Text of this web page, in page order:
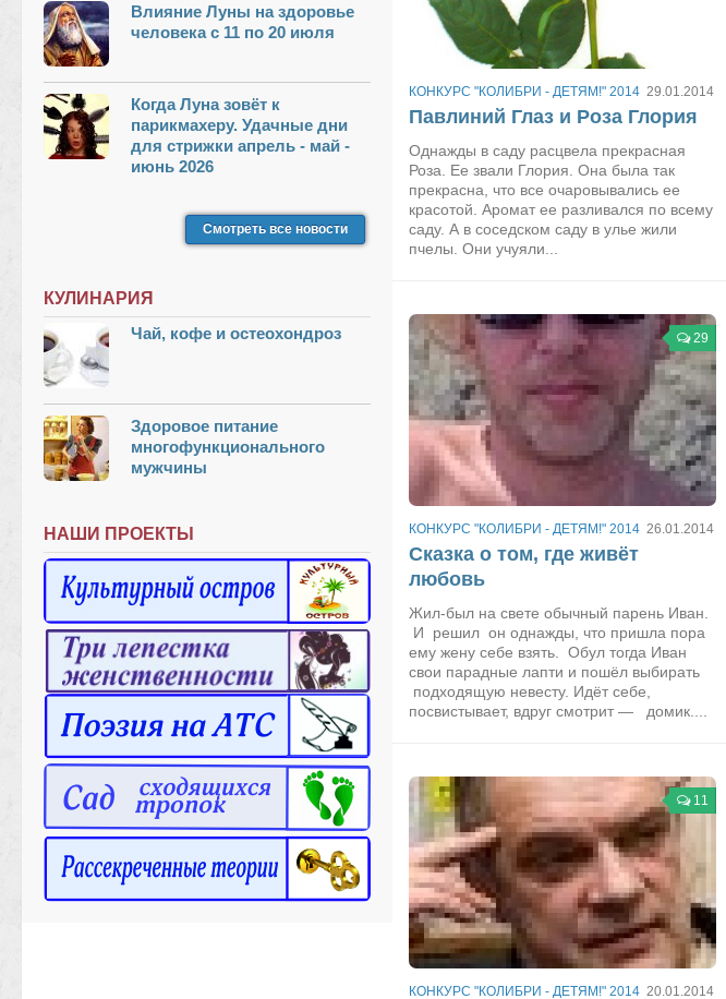
КОНКУРС "КОЛИБРИ - ДЕТЯМ!" 2014 29.01.2014
Павлиний Глаз и Роза Глория
Однажды в саду расцвела прекрасная
Роза. Ее звали Глория. Она была так
прекрасна, что все очаровывались ее
красотой. Аромат ее разливался по всему
саду. А в соседском саду в улье жили
пчелы. Они учуяли...
29
КОНКУРС "КОЛИБРИ - ДЕТЯМ!" 2014 26.01.2014
Сказка о том, где живёт
любовь
Жил-был на свете обычный парень Иван.
И решил он однажды, что пришла пора
ему жену себе взять. Обул тогда Иван
свои парадные лапти и пошёл выбирать
подходящую невесту. Идёт себе,
посвистывает, вдруг смотрит — домик....
11
КОНКУРС "КОЛИБРИ - ДЕТЯМ!" 2014 20.01.2014
Влияние Луны на здоровье
человека с 11 по 20 июля
Когда Луна зовёт к
парикмахеру. Удачные дни
для стрижки апрель - май -
июнь 2026
Смотреть все новости
КУЛИНАРИЯ
Чай, кофе и остеохондроз
Здоровое питание
многофункционального
мужчины
НАШИ ПРОЕКТЫ